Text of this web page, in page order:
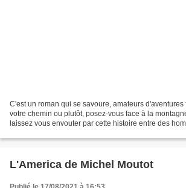
C'est un roman qui se savoure, amateurs
votre chemin ou plutôt, posez-vous face à la
laissez vous envouter par cette histoire entre des
L'America de Michel Moutot